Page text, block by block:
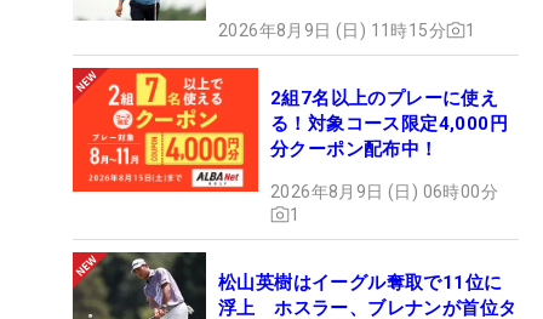
2026年8月9日 (日) 11時15分 1
2組7名以上のプレーに使え
る！対象コース限定4,000円
分クーポン配布中！
2026年8月9日 (日) 06時00分
1
松山英樹はイーグル奪取で11位に
浮上 ホスラー、ブレナンが首位タ